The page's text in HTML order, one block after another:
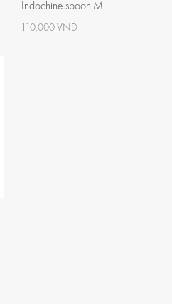
Indochine spoon M
110,000 VND